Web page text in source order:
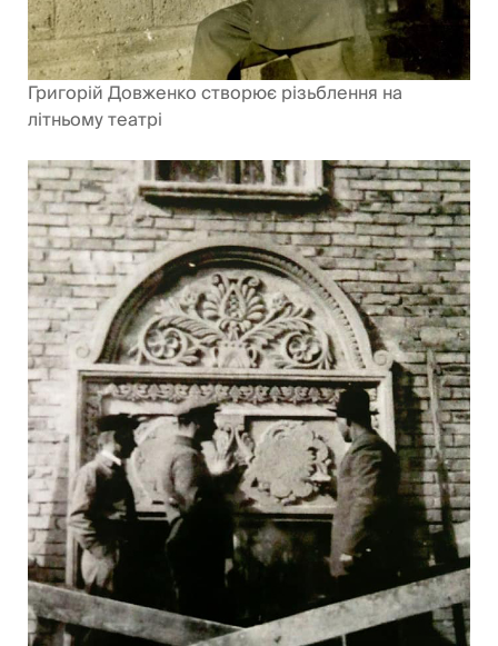
Григорій Довженко створює різьблення на
літньому театрі